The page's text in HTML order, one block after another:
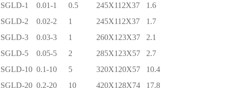
SGLD-1 0.01-1 0.5 245X112X37
1.6
SGLD-2
0.02-2 1 245X112X37
1.7
SGLD-3
0.03-3 1 260X123X37
2.1
SGLD-5
0.05-5 2 285X123X57
2.7
SGLD-10 0.1-10 5 320X120X57
10.4
SGLD-20 0.2-20 10 420X128X74
17.8